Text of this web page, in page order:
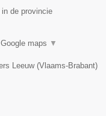
de provincie
Google maps ▼
Leeuw(Vlaams-Brabant)